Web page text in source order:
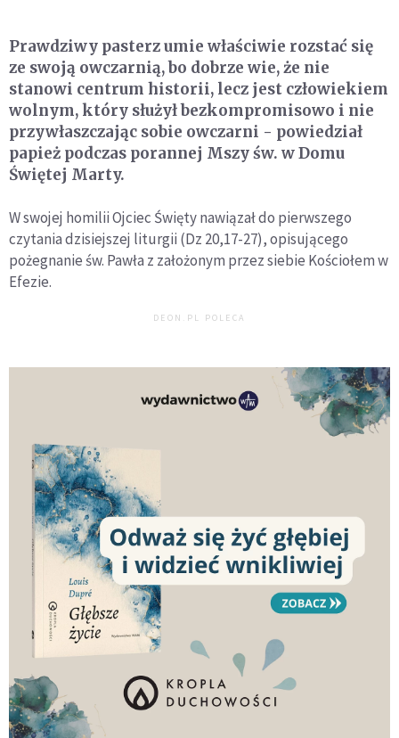
Prawdziwy pasterz umie właściwie rozstać się
ze swoją owczarnią, bo dobrze wie, że nie
stanowi centrum historii, lecz jest człowiekiem
wolnym, który służył bezkompromisowo i nie
przywłaszczając sobie owczarni - powiedział
papież podczas porannej Mszy św. w Domu
Świętej Marty.
W swojej homilii Ojciec Święty nawiązał do pierwszego
czytania dzisiejszej liturgii (Dz 20,17-27), opisującego
pożegnanie św. Pawła z założonym przez siebie Kościołem w
Efezie.
DEON.PL POLECA